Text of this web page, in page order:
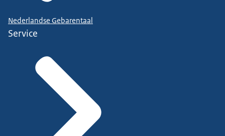
Nederlandse Gebarentaal
Service